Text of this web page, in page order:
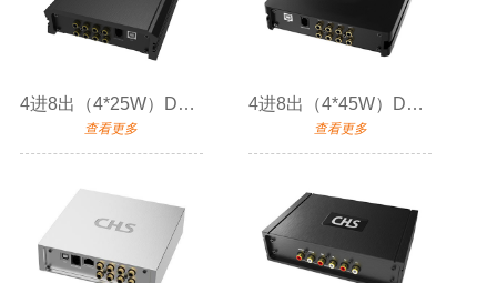
4进8出（4*25W）DSP功放
查看更多
4进8出（4*45W）DSP功放
查看更多